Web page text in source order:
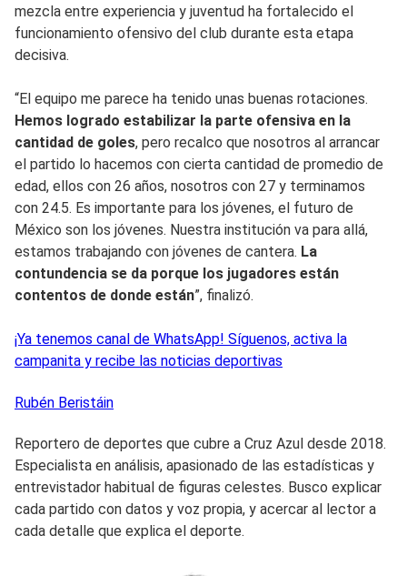
mezcla entre experiencia y juventud ha fortalecido el
funcionamiento ofensivo del club durante esta etapa
decisiva.
“El equipo me parece ha tenido unas buenas rotaciones.
Hemos logrado estabilizar la parte ofensiva en la
cantidad de goles, pero recalco que nosotros al arrancar
el partido lo hacemos con cierta cantidad de promedio de
edad, ellos con 26 años, nosotros con 27 y terminamos
con 24.5. Es importante para los jóvenes, el futuro de
México son los jóvenes. Nuestra institución va para allá,
estamos trabajando con jóvenes de cantera. La
contundencia se da porque los jugadores están
contentos de donde están”, finalizó.
¡Ya tenemos canal de WhatsApp! Síguenos, activa la
campanita y recibe las noticias deportivas
Rubén Beristáin
Reportero de deportes que cubre a Cruz Azul desde 2018.
Especialista en análisis, apasionado de las estadísticas y
entrevistador habitual de figuras celestes. Busco explicar
cada partido con datos y voz propia, y acercar al lector a
cada detalle que explica el deporte.